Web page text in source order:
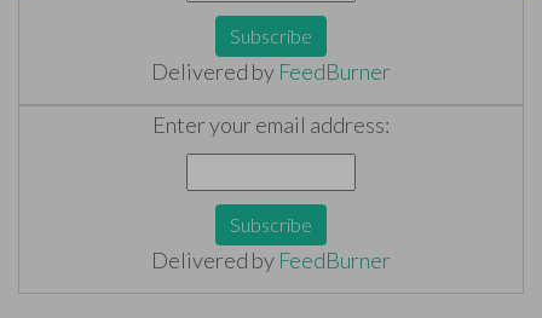
Delivered by FeedBurner
Enter your email address:
Delivered by FeedBurner